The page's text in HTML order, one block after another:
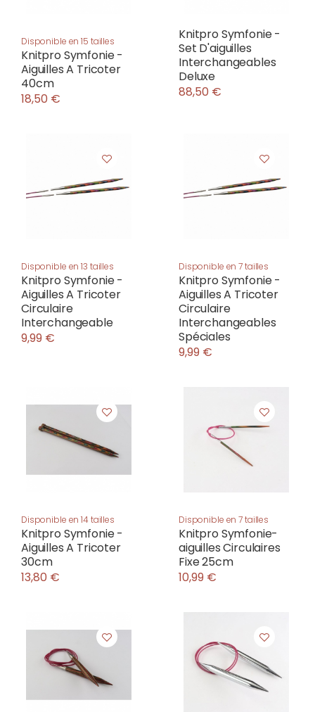
Disponible en 15 tailles
Knitpro Symfonie -
Aiguilles A Tricoter
40cm
18,50 €
Knitpro Symfonie -
Set D'aiguilles
Interchangeables
Deluxe
88,50 €
Disponible en 13 tailles
Knitpro Symfonie -
Aiguilles A Tricoter
Circulaire
Interchangeable
9,99 €
Disponible en 7 tailles
Knitpro Symfonie -
Aiguilles A Tricoter
Circulaire
Interchangeables
Spéciales
9,99 €
Disponible en 14 tailles
Knitpro Symfonie -
Aiguilles A Tricoter
30cm
13,80 €
Disponible en 7 tailles
Knitpro Symfonie-
aiguilles Circulaires
Fixe 25cm
10,99 €